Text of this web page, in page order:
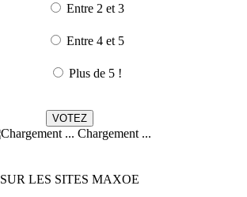
Entre 2 et 3
Entre 4 et 5
Plus de 5 !
Chargement ...
SUR LES SITES MAXOE